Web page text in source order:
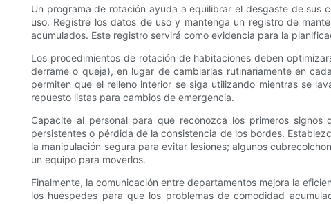
Un programa de rotación ayuda a equilibrar el desgaste de sus
uso. Registre los datos de uso y mantenga un registro de
acumulados. Este registro servirá como evidencia para la
Los procedimientos de rotación de habitaciones deben
derrame o queja), en lugar de cambiarlas rutinariamente en
permiten que el relleno interior se siga utilizando mientras se
repuesto listas para cambios de emergencia.
Capacite al personal para que reconozca los primeros
persistentes o pérdida de la consistencia de los bordes.
la manipulación segura para evitar lesiones; algunos
un equipo para moverlos.
Finalmente, la comunicación entre departamentos mejora la
los huéspedes para que los problemas de comodidad